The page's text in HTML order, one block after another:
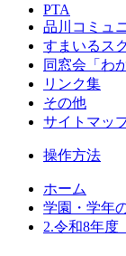
PTA
品川コミュ
すまいるス
同窓会「わ
リンク集
その他
サイトマッ
操作方法
ホーム
学園・学年
2.令和8年度